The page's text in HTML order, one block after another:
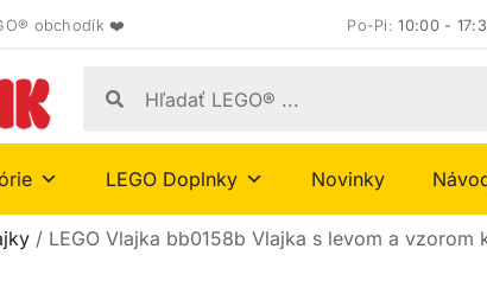
obchodík ❤️ Po-Pi:10:00 -
LEGO Doplnky Novinky
/ LEGO Vlajka bb0158b Vlajka s levom a vzorom